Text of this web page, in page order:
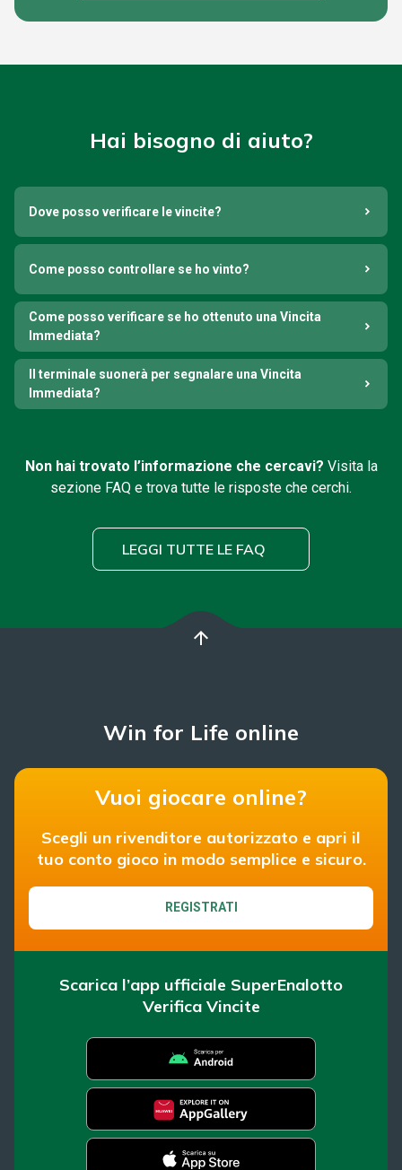
Hai bisogno di aiuto?
Dove posso verificare le vincite?
Come posso controllare se ho vinto?
Come posso verificare se ho ottenuto una Vincita
Immediata?
Il terminale suonerà per segnalare una Vincita
Immediata?
Non hai trovato l’informazione che cercavi? Visita la
sezione FAQ e trova tutte le risposte che cerchi.
LEGGI TUTTE LE FAQ
arrow_upward
Win for Life online
Vuoi giocare online?
Scegli un rivenditore autorizzato e apri il
tuo conto gioco in modo semplice e sicuro.
REGISTRATI
Scarica l’app ufficiale SuperEnalotto
Verifica Vincite
SuperEnalotto